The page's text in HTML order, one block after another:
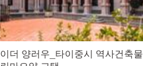
이더 양러우_타이중시 역사건축물